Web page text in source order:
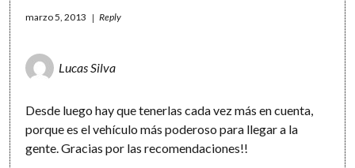
marzo 5, 2013 Reply
Lucas Silva
Desde luego hay que tenerlas cada vez más en cuenta,
porque es el vehículo más poderoso para llegar a la
gente. Gracias por las recomendaciones!!